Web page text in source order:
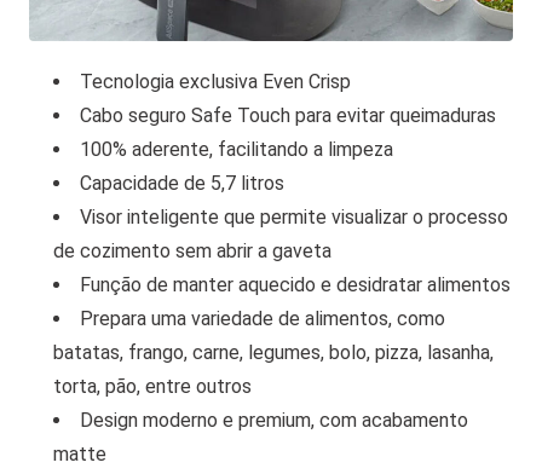
Tecnologia exclusiva Even Crisp
Cabo seguro Safe Touch para evitar queimaduras
100% aderente, facilitando a limpeza
Capacidade de 5,7 litros
Visor inteligente que permite visualizar o processo
de cozimento sem abrir a gaveta
Função de manter aquecido e desidratar alimentos
Prepara uma variedade de alimentos, como
batatas, frango, carne, legumes, bolo, pizza, lasanha,
torta, pão, entre outros
Design moderno e premium, com acabamento
matte